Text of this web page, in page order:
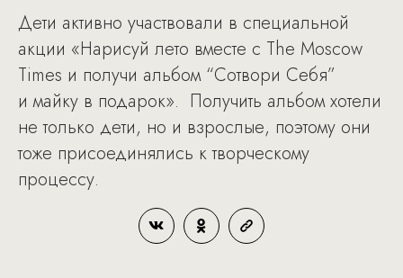
Дети активно участвовали в специальной
акции «Нарисуй лето вместе с The Moscow
Times и получи альбом “Сотвори Себя”
и майку в подарок». Получить альбом хотели
не только дети, но и взрослые, поэтому они
тоже присоединялись к творческому
процессу.